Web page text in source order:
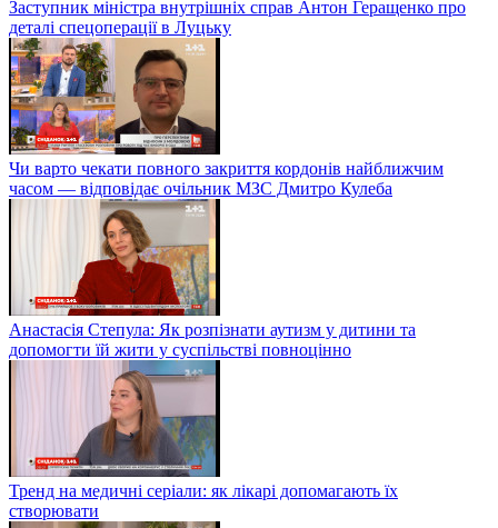
Заступник міністра внутрішніх справ Антон Геращенко про
деталі спецоперації в Луцьку
Чи варто чекати повного закриття кордонів найближчим
часом — відповідає очільник МЗС Дмитро Кулеба
Анастасія Степула: Як розпізнати аутизм у дитини та
допомогти їй жити у суспільстві повноцінно
Тренд на медичні серіали: як лікарі допомагають їх
створювати